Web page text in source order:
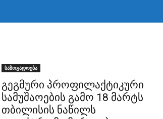
საზოგადოება
გეგმური პროფილაქტიკური
სამუშაოების გამო 18 მარტს
თბილისის ნაწილს